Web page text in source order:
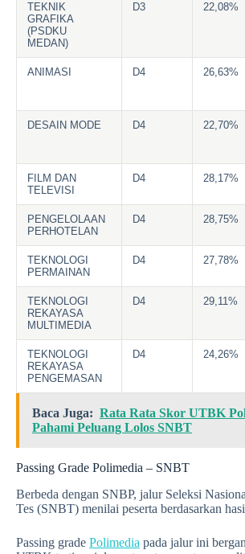
TEKNIK
GRAFIKA
(PSDKU
MEDAN)
D3 22,08%
ANIMASI D4 26,63%
DESAIN MODE D4 22,70%
FILM DAN
TELEVISI
D4 28,17%
PENGELOLAAN
PERHOTELAN
D4 28,75%
TEKNOLOGI
PERMAINAN
D4 27,78%
TEKNOLOGI
REKAYASA
MULTIMEDIA
D4 29,11%
TEKNOLOGI
REKAYASA
PENGEMASAN
D4 24,26%
Baca Juga: Rata Rata Skor UTBK
Pahami Peluang Lolos SNBT
Passing Grade Polimedia – SNBT
Berbeda dengan SNBP, jalur Seleksi
Tes (SNBT) menilai peserta berdasarkan
Passing grade Polimedia pada jalur ini